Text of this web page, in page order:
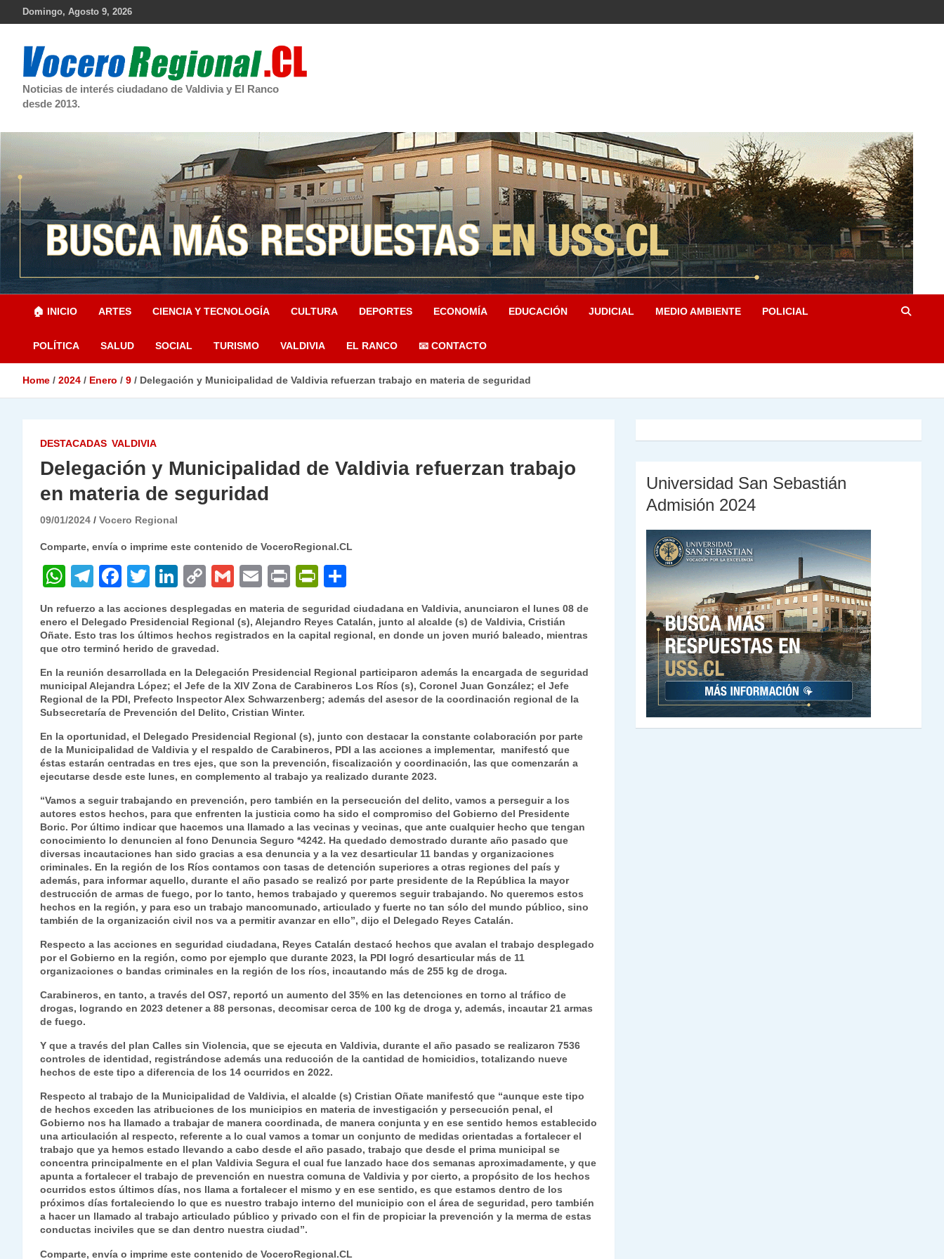
Domingo, Agosto 9, 2026
Noticias de interés ciudadano de Valdivia y El Ranco
desde 2013.
🏠 INICIO ARTES CIENCIA Y TECNOLOGÍA CULTURA DEPORTES ECONOMÍA EDUCACIÓN JUDICIAL MEDIO AMBIENTE POLICIAL
POLÍTICA SALUD SOCIAL TURISMO VALDIVIA EL RANCO 📧 CONTACTO
Home 2024 Enero 9 Delegación y Municipalidad de Valdivia refuerzan trabajo en materia de seguridad
DESTACADAS VALDIVIA
Delegación y Municipalidad de Valdivia refuerzan trabajo
en materia de seguridad
09/01/2024 Vocero Regional
Comparte, envía o imprime este contenido de VoceroRegional.CL
W
h
at
s
A
p
p
T
el
e
gr
a
m
F
c
e
b
o
o
k
T
itt
er
Li
k
e
dI
n
C
o
p
y
Li
n
k
G
ai
l
E
m
ai
l
P
ri
nt
P
ri
nt
Fr
ie
n
dl
y
o
m
p
ar
tir
Un refuerzo a las acciones desplegadas en materia de seguridad ciudadana en Valdivia, anunciaron el lunes 08 de
enero el Delegado Presidencial Regional (s), Alejandro Reyes Catalán, junto al alcalde (s) de Valdivia, Cristián
Oñate. Esto tras los últimos hechos registrados en la capital regional, en donde un joven murió baleado, mientras
que otro terminó herido de gravedad.
En la reunión desarrollada en la Delegación Presidencial Regional participaron además la encargada de seguridad
municipal Alejandra López; el Jefe de la XIV Zona de Carabineros Los Ríos (s), Coronel Juan González; el Jefe
Regional de la PDI, Prefecto Inspector Alex Schwarzenberg; además del asesor de la coordinación regional de la
Subsecretaría de Prevención del Delito, Cristian Winter.
En la oportunidad, el Delegado Presidencial Regional (s), junto con destacar la constante colaboración por parte
de la Municipalidad de Valdivia y el respaldo de Carabineros, PDI a las acciones a implementar, manifestó que
éstas estarán centradas en tres ejes, que son la prevención, fiscalización y coordinación, las que comenzarán a
ejecutarse desde este lunes, en complemento al trabajo ya realizado durante 2023.
“Vamos a seguir trabajando en prevención, pero también en la persecución del delito, vamos a perseguir a los
autores estos hechos, para que enfrenten la justicia como ha sido el compromiso del Gobierno del Presidente
Boric. Por último indicar que hacemos una llamado a las vecinas y vecinas, que ante cualquier hecho que tengan
conocimiento lo denuncien al fono Denuncia Seguro *4242. Ha quedado demostrado durante año pasado que
diversas incautaciones han sido gracias a esa denuncia y a la vez desarticular 11 bandas y organizaciones
criminales. En la región de los Ríos contamos con tasas de detención superiores a otras regiones del país y
además, para informar aquello, durante el año pasado se realizó por parte presidente de la República la mayor
destrucción de armas de fuego, por lo tanto, hemos trabajado y queremos seguir trabajando. No queremos estos
hechos en la región, y para eso un trabajo mancomunado, articulado y fuerte no tan sólo del mundo público, sino
también de la organización civil nos va a permitir avanzar en ello”, dijo el Delegado Reyes Catalán.
Respecto a las acciones en seguridad ciudadana, Reyes Catalán destacó hechos que avalan el trabajo desplegado
por el Gobierno en la región, como por ejemplo que durante 2023, la PDI logró desarticular más de 11
organizaciones o bandas criminales en la región de los ríos, incautando más de 255 kg de droga.
Carabineros, en tanto, a través del OS7, reportó un aumento del 35% en las detenciones en torno al tráfico de
drogas, logrando en 2023 detener a 88 personas, decomisar cerca de 100 kg de droga y, además, incautar 21 armas
de fuego.
Y que a través del plan Calles sin Violencia, que se ejecuta en Valdivia, durante el año pasado se realizaron 7536
controles de identidad, registrándose además una reducción de la cantidad de homicidios, totalizando nueve
hechos de este tipo a diferencia de los 14 ocurridos en 2022.
Respecto al trabajo de la Municipalidad de Valdivia, el alcalde (s) Cristian Oñate manifestó que “aunque este tipo
de hechos exceden las atribuciones de los municipios en materia de investigación y persecución penal, el
Gobierno nos ha llamado a trabajar de manera coordinada, de manera conjunta y en ese sentido hemos establecido
una articulación al respecto, referente a lo cual vamos a tomar un conjunto de medidas orientadas a fortalecer el
trabajo que ya hemos estado llevando a cabo desde el año pasado, trabajo que desde el prima municipal se
concentra principalmente en el plan Valdivia Segura el cual fue lanzado hace dos semanas aproximadamente, y que
apunta a fortalecer el trabajo de prevención en nuestra comuna de Valdivia y por cierto, a propósito de los hechos
ocurridos estos últimos días, nos llama a fortalecer el mismo y en ese sentido, es que estamos dentro de los
próximos días fortaleciendo lo que es nuestro trabajo interno del municipio con el área de seguridad, pero también
a hacer un llamado al trabajo articulado público y privado con el fin de propiciar la prevención y la merma de estas
conductas inciviles que se dan dentro nuestra ciudad”.
Comparte, envía o imprime este contenido de VoceroRegional.CL
Universidad San Sebastián
Admisión 2024